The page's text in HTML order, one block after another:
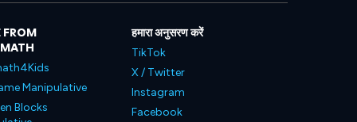
FROM
Manipulative
Blocks
हमारा अनुसरण करें
TikTok
X / Twitter
Instagram
Facebook